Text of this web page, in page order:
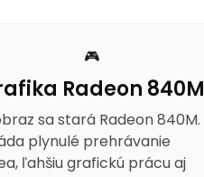
🎮
Radeon 840M
sa stará Radeon 840M.
plynulé prehrávanie
ľahšiu grafickú prácu aj